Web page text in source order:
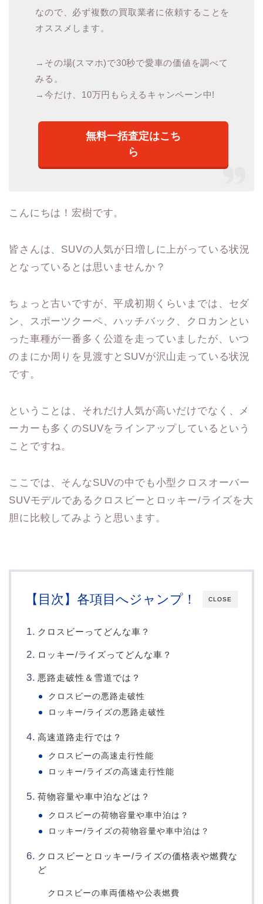
なので、必ず複数の買取業者に依頼することを
オススメします。
→その場(スマホ)で30秒で愛車の価値を調べて
みる。
→今だけ、10万円もらえるキャンペーン中!
無料一括査定はこち
ら
こんにちは！宏樹です。
皆さんは、SUVの人気が日増しに上がっている状況
となっているとは思いませんか？
ちょっと古いですが、平成初期くらいまでは、セダ
ン、スポーツクーペ、ハッチバック、クロカンとい
った車種が一番多く公道を走っていましたが、いつ
のまにか周りを見渡すとSUVが沢山走っている状況
です。
ということは、それだけ人気が高いだけでなく、メ
ーカーも多くのSUVをラインアップしているという
ことですね。
ここでは、そんなSUVの中でも小型クロスオーバー
SUVモデルであるクロスビーとロッキー/ライズを大
胆に比較してみようと思います。
CLOSE
【目次】各項目へジャンプ！
クロスビーってどんな車？
ロッキー/ライズってどんな車？
悪路走破性＆雪道では？
クロスビーの悪路走破性
ロッキー/ライズの悪路走破性
高速道路走行では？
クロスビーの高速走行性能
ロッキー/ライズの高速走行性能
荷物容量や車中泊などは？
クロスビーの荷物容量や車中泊は？
ロッキー/ライズの荷物容量や車中泊は？
クロスビーとロッキー/ライズの価格表や燃費な
ど
クロスビーの車両価格や公表燃費